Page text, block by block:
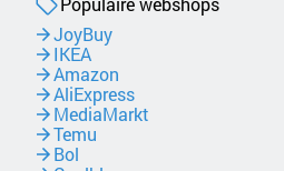
JoyBuy
IKEA
Amazon
AliExpress
MediaMarkt
Temu
Bol